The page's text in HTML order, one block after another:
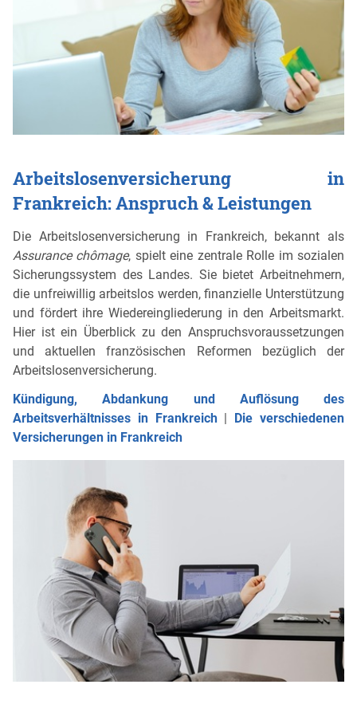
Arbeitslosenversicherung in
Frankreich: Anspruch & Leistungen
Die Arbeitslosenversicherung in Frankreich, bekannt als
Assurance chômage, spielt eine zentrale Rolle im sozialen
Sicherungssystem des Landes. Sie bietet Arbeitnehmern,
die unfreiwillig arbeitslos werden, finanzielle Unterstützung
und fördert ihre Wiedereingliederung in den Arbeitsmarkt.
Hier ist ein Überblick zu den Anspruchsvoraussetzungen
und aktuellen französischen Reformen bezüglich der
Arbeitslosenversicherung.
Kündigung, Abdankung und Auflösung des
Arbeitsverhältnisses in Frankreich|
Die verschiedenen
Versicherungen in Frankreich